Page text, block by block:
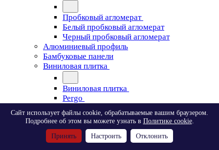
Пробковый агломерат
Белый пробковый агломерат
Черный пробковый агломерат
Алюминиевый профиль
Бамбуковые панели
Виниловая плитка
Виниловая плитка
Pergo
Pergo
Classic Plank Optimum Glue
Modern Plank Optimum Glue
Сайт использует файлы cookie, обрабатываемые вашим браузером.
Подробнее об этом вы можете узнать в Политике cookie.
Принять Настроить Отклонить